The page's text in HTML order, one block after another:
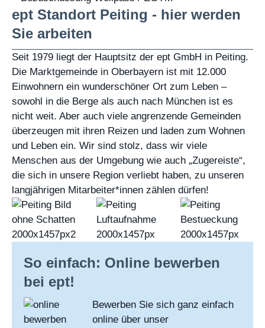
ept Standort Peiting - hier werden
Sie arbeiten
Seit 1979 liegt der Hauptsitz der ept GmbH in Peiting.
Die Marktgemeinde in Oberbayern ist mit 12.000
Einwohnern ein wunderschöner Ort zum Leben –
sowohl in die Berge als auch nach München ist es
nicht weit. Aber auch viele angrenzende Gemeinden
überzeugen mit ihren Reizen und laden zum Wohnen
und Leben ein. Wir sind stolz, dass wir viele
Menschen aus der Umgebung wie auch „Zugereiste“,
die sich in unsere Region verliebt haben, zu unseren
langjährigen Mitarbeiter*innen zählen dürfen!
So einfach: Online bewerben
bei ept!
Bewerben Sie sich ganz einfach
online über unser